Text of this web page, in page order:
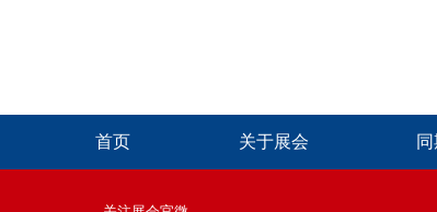
首页 关于展会